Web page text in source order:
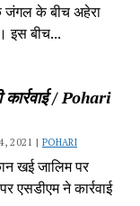
जंगल के बीच अहेरा
इस बीच...
/ Pohari
2021 | POHARI
खई जालिम पर
एसडीएम ने कार्रवाई